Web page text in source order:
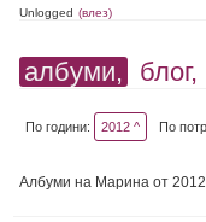
Unlogged (влез)
албуми, блог,
По години: 2012 ^ По
Албуми на Марина от